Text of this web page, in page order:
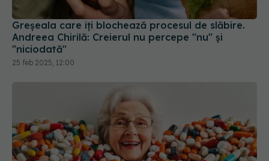
Greșeala care îți blochează procesul de slăbire.
Andreea Chirilă: Creierul nu percepe "nu" și
"niciodată"
25 feb 2025, 12:00